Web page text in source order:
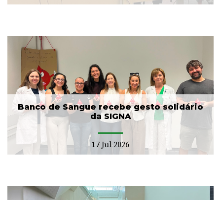
Banco de Sangue recebe gesto solidário
da SIGNA
17 Jul 2026